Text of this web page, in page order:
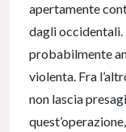
apertamente
dagli occidentali.
probabilmente
violenta. Fra
non lascia